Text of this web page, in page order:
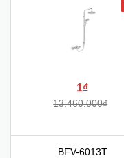
1₫
13.460.000₫
BFV-6013T